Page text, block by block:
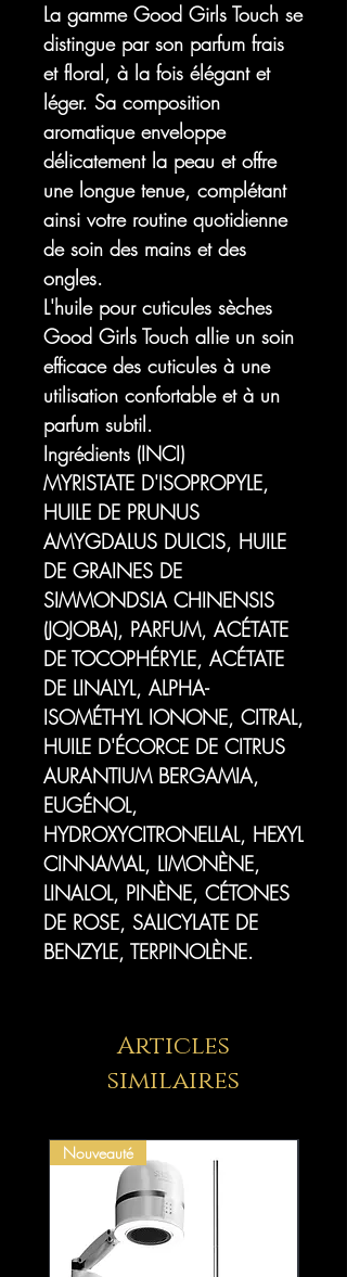
La gamme Good Girls Touch se
distingue par son parfum frais
et floral, à la fois élégant et
léger. Sa composition
aromatique enveloppe
délicatement la peau et offre
une longue tenue, complétant
ainsi votre routine quotidienne
de soin des mains et des
ongles.
L'huile pour cuticules sèches
Good Girls Touch allie un soin
efficace des cuticules à une
utilisation confortable et à un
parfum subtil.
Ingrédients (INCI)
MYRISTATE D'ISOPROPYLE,
HUILE DE PRUNUS
AMYGDALUS DULCIS, HUILE
DE GRAINES DE
SIMMONDSIA CHINENSIS
(JOJOBA), PARFUM, ACÉTATE
DE TOCOPHÉRYLE, ACÉTATE
DE LINALYL, ALPHA-
ISOMÉTHYL IONONE, CITRAL,
HUILE D'ÉCORCE DE CITRUS
AURANTIUM BERGAMIA,
EUGÉNOL,
HYDROXYCITRONELLAL, HEXYL
CINNAMAL, LIMONÈNE,
LINALOL, PINÈNE, CÉTONES
DE ROSE, SALICYLATE DE
BENZYLE, TERPINOLÈNE.
Articles
similaires
Nouveauté